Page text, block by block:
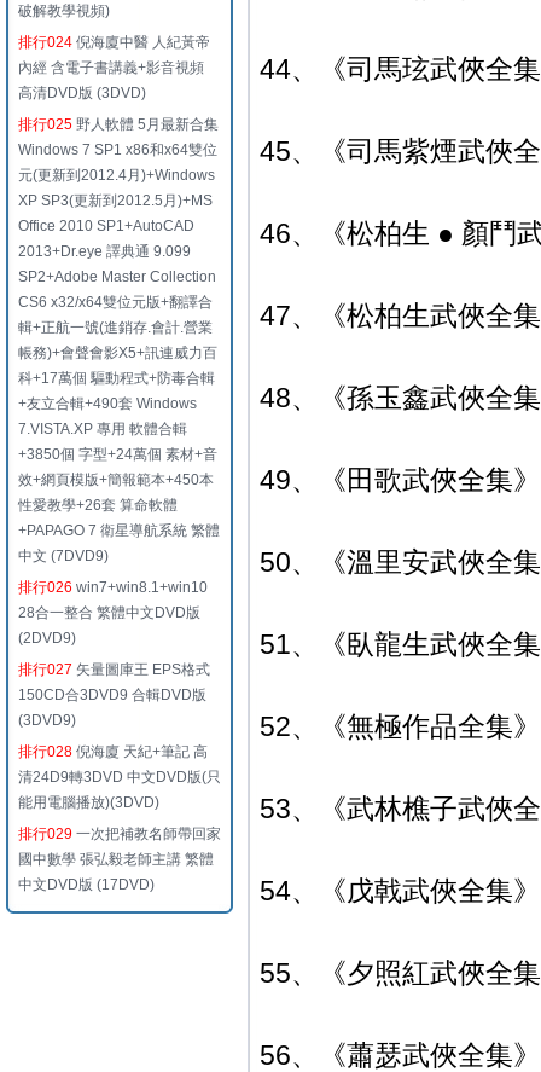
破解教學視頻)
排行024 倪海廈中醫 人紀黃帝
內經 含電子書講義+影音視頻
高清DVD版 (3DVD)
排行025 野人軟體 5月最新合集
Windows 7 SP1 x86和x64雙位
元(更新到2012.4月)+Windows
XP SP3(更新到2012.5月)+MS
Office 2010 SP1+AutoCAD
2013+Dr.eye 譯典通 9.099
SP2+Adobe Master Collection
CS6 x32/x64雙位元版+翻譯合
輯+正航一號(進銷存.會計.營業
帳務)+會聲會影X5+訊連威力百
科+17萬個 驅動程式+防毒合輯
+友立合輯+490套 Windows
7.VISTA.XP 專用 軟體合輯
+3850個 字型+24萬個 素材+音
效+網頁模版+簡報範本+450本
性愛教學+26套 算命軟體
+PAPAGO 7 衛星導航系統 繁體
中文 (7DVD9)
排行026 win7+win8.1+win10
28合一整合 繁體中文DVD版
(2DVD9)
排行027 矢量圖庫王 EPS格式
150CD合3DVD9 合輯DVD版
(3DVD9)
排行028 倪海廈 天紀+筆記 高
清24D9轉3DVD 中文DVD版(只
能用電腦播放)(3DVD)
排行029 一次把補教名師帶回家
國中數學 張弘毅老師主講 繁體
中文DVD版 (17DVD)
44、《司馬玹武俠全
45、《司馬紫煙武俠
46、《松柏生 ● 顏鬥
47、《松柏生武俠全
48、《孫玉鑫武俠全
49、《田歌武俠全集
50、《溫里安武俠全
51、《臥龍生武俠全
52、《無極作品全集
53、《武林樵子武俠
54、《戊戟武俠全集
55、《夕照紅武俠全
56、《蕭瑟武俠全集